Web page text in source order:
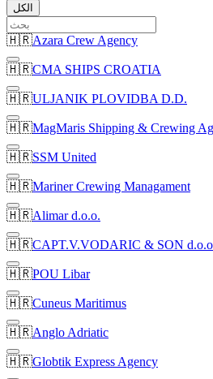
الكل
🇭🇷Azara Crew Agency
🇭🇷CMA SHIPS CROATIA
🇭🇷ULJANIK PLOVIDBA D.D.
🇭🇷MagMaris Shipping & Crewing
🇭🇷SSM United
🇭🇷Mariner Crewing Managament
🇭🇷Alimar d.o.o.
🇭🇷CAPT.V.VODARIC & SON
🇭🇷POU Libar
🇭🇷Cuneus Maritimus
🇭🇷Anglo Adriatic
🇭🇷Globtik Express Agency